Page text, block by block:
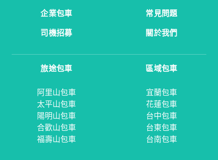
企業包車
常見問題
司機招募
關於我們
旅途包車
阿里山包車
太平山包車
陽明山包車
合歡山包車
福壽山包車
區域包車
宜蘭包車
花蓮包車
台中包車
台東包車
台南包車